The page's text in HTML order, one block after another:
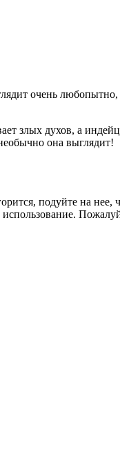
очень
злых духов, а
она выглядит!
подуйте на